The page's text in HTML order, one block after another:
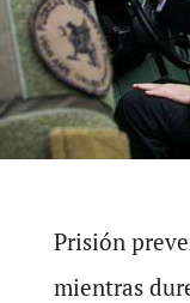
Prisión
mientras